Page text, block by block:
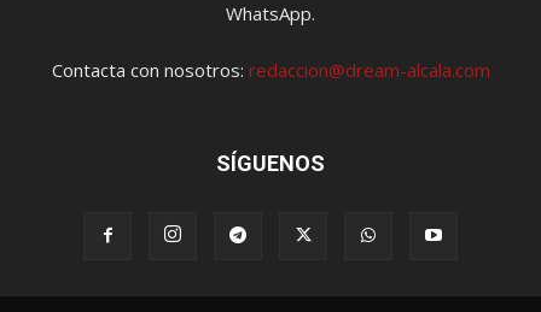
WhatsApp.
Contacta con nosotros: redaccion@dream-alcala.com
SÍGUENOS